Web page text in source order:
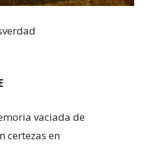
vaciada de
certezas en